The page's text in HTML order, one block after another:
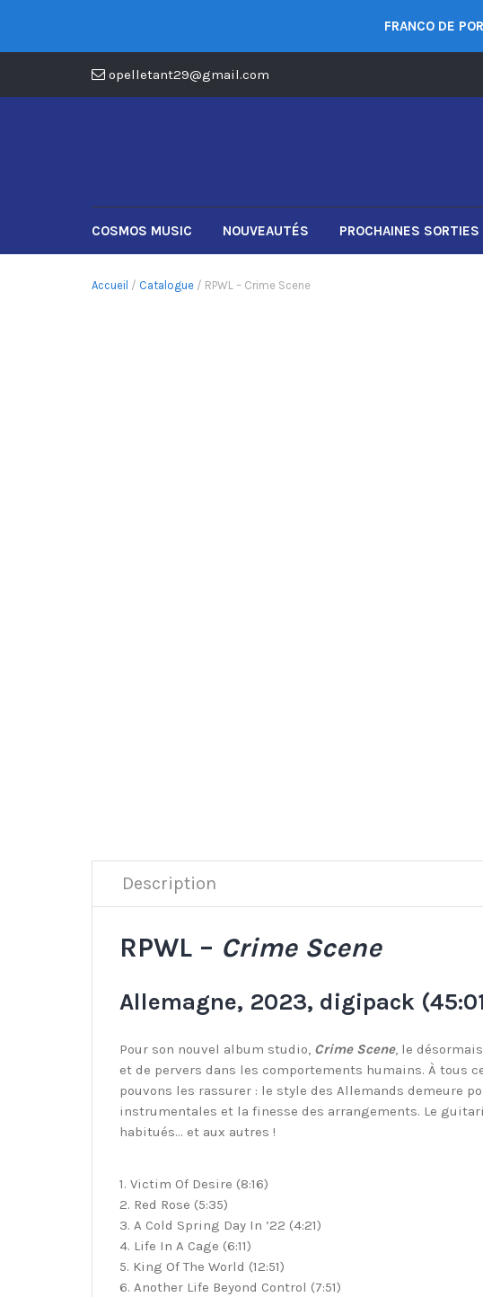
opelletant29@gmail.com
COSMOS MUSIC NOUVEAUTÉS PROCHAINES SORTIES
Accueil / Catalogue / RPWL – Crime Scene
Description
RPWL – Crime Scene
Allemagne, 2023, digipack
Pour son nouvel album studio, Crime Scene, le
et de pervers dans les comportements humains. À tous
pouvons les rassurer : le style des Allemands demeure
instrumentales et la finesse des arrangements. Le
habitués… et aux autres !
1. Victim Of Desire (8:16)
2. Red Rose (5:35)
3. A Cold Spring Day In ’22 (4:21)
4. Life In A Cage (6:11)
5. King Of The World (12:51)
6. Another Life Beyond Control (7:51)
FRANCO DE